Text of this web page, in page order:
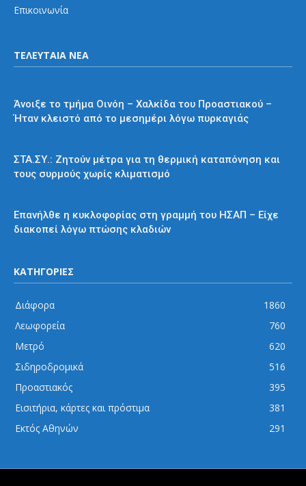
Επικοινωνία
ΤΕΛΕΥΤΑΙΑ ΝΕΑ
Άνοιξε το τμήμα Οινόη – Χαλκίδα του Προαστιακού –
Ήταν κλειστό από το μεσημέρι λόγω πυρκαγιάς
ΣΤΑ.ΣΥ.: Ζητούν μέτρα για τη θερμική καταπόνηση και
τους συρμούς χωρίς κλιματισμό
Επανήλθε η κυκλοφορίας στη γραμμή του ΗΣΑΠ – Είχε
διακοπεί λόγω πτώσης κλαδιών
ΚΑΤΗΓΟΡΙΕΣ
Διάφορα
1860
Λεωφορεία
760
Μετρό
620
Σιδηροδρομικά
516
Προαστιακός
395
Εισιτήρια, κάρτες και πρόστιμα
381
Εκτός Αθηνών
291